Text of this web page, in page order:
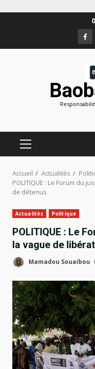
MENU
PRINCIPAL
Accueil Actualités
POLITIQUE : Le Forum du
de détenus
Actualités Politique
POLITIQUE : Le
la vague de
Mamadou Souaibou